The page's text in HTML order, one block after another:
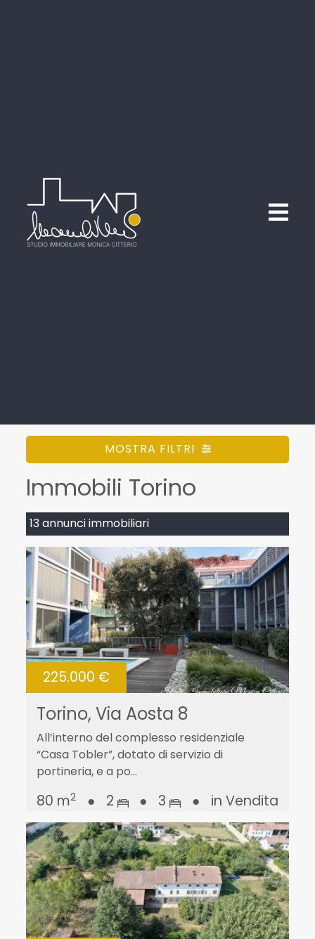
MOSTRA FILTRI
Immobili Torino
13 annunci immobiliari
225.000 €
Torino, Via Aosta 8
All’interno del complesso residenziale
“Casa Tobler”, dotato di servizio di
portineria, e a po...
80 m2 ● 2 ● 3 ● in Vendita